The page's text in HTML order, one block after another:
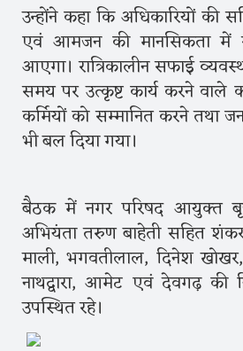
उन्होंने कहा कि अधिकारियों की
एवं आमजन की मानसिकता में
आएगा। रात्रिकालीन सफाई
समय पर उत्कृष्ट कार्य करने वाले
कर्मियों को सम्मानित करने तथा
भी बल दिया गया।
बैठक में नगर परिषद आयुक्त
अभियंता तरुण बाहेती सहित शंकर
माली, भगवतीलाल, दिनेश
नाथद्वारा, आमेट एवं देवगढ़ की
उपस्थित रहे।